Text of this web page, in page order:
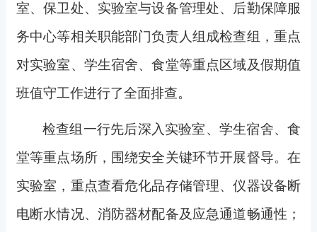
室、保卫处、实验室与设备管理处、后勤保障服
务中心等相关职能部门负责人组成检查组，重点
对实验室、学生宿舍、食堂等重点区域及假期值
班值守工作进行了全面排查。
检查组一行先后深入实验室、学生宿舍、食
堂等重点场所，围绕安全关键环节开展督导。在
实验室，重点查看危化品存储管理、仪器设备断
电断水情况、消防器材配备及应急通道畅通性；